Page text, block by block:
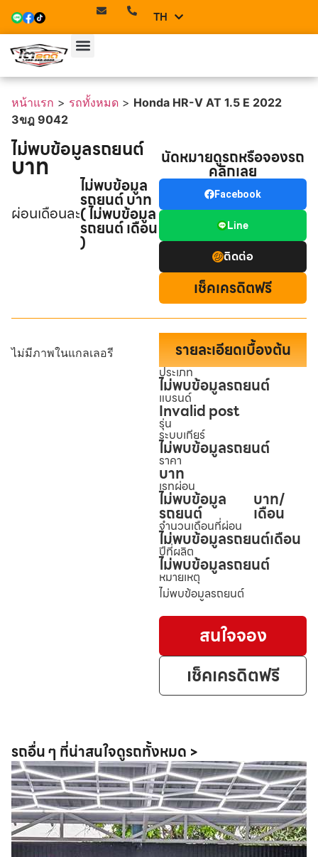
TH
EN
หน้าแรก > รถทั้งหมด > Honda HR-V AT 1.5 E 2022
3ขฎ 9042
ไม่พบข้อมูลรถยนต์
บาท
ผ่อนเดือนละ
ไม่พบข้อมูล
รถยนต์ บาท
( ไม่พบข้อมูล
รถยนต์ เดือน
)
นัดหมายดูรถหรือจองรถ
คลิกเลย
Facebook
Line
ติดต่อ
เช็คเครดิตฟรี
ไม่มีภาพในแกลเลอรี รายละเอียดเบื้องต้น
ประเภท
ไม่พบข้อมูลรถยนต์
แบรนด์
Invalid post
รุ่น
ระบบเกียร์
ไม่พบข้อมูลรถยนต์
ราคา
บาท
เรทผ่อน
ไม่พบข้อมูล
รถยนต์
บาท/
เดือน
จำนวนเดือนที่ผ่อน
ไม่พบข้อมูลรถยนต์เดือน
ปีที่ผลิต
ไม่พบข้อมูลรถยนต์
หมายเหตุ
ไม่พบข้อมูลรถยนต์
สนใจจอง
เช็คเครดิตฟรี
รถอื่น ๆ ที่น่าสนใจดูรถทั้งหมด >